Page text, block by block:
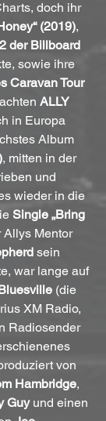
doch ihr
(2019),
der Billboard
sowie ihre
Caravan Tour
ALLY
in Europa
Album
, mitten in der
und
wieder in die
Single „Bring
Allys Mentor
sein
war lange auf
(die
XM Radio,
Radiosender
von
Hambridge,
Guy und einen